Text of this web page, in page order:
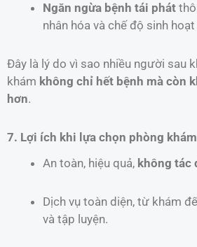
Ngăn ngừa bệnh tái phát
nhân hóa và chế độ sinh
Đây là lý do vì sao nhiều người sau
khám không chỉ hết bệnh mà còn
hơn.
7. Lợi ích khi lựa chọn phòng khám
An toàn, hiệu quả, không tác
Dịch vụ toàn diện, từ khám
và tập luyện.